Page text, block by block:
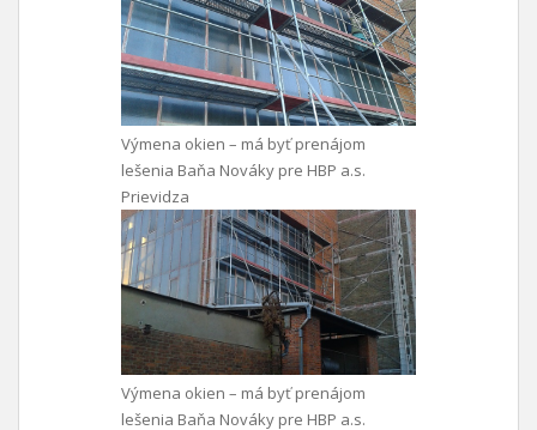
Výmena okien – má byť prenájom
lešenia Baňa Nováky pre HBP a.s.
Prievidza
Výmena okien – má byť prenájom
lešenia Baňa Nováky pre HBP a.s.